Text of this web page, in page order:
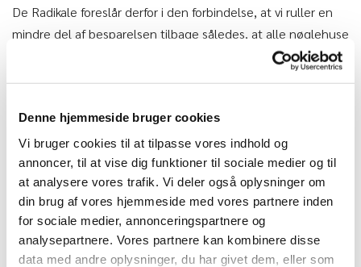
Denne hjemmeside bruger cookies
Vi bruger cookies til at tilpasse vores indhold og
annoncer, til at vise dig funktioner til sociale medier og til
at analysere vores trafik. Vi deler også oplysninger om
din brug af vores hjemmeside med vores partnere inden
for sociale medier, annonceringspartnere og
analysepartnere. Vores partnere kan kombinere disse
data med andre oplysninger, du har givet dem, eller som
De Radikale foreslår derfor i den forbindelse, at vi ruller en
mindre del af besparelsen tilbage således, at alle nøglehuse
bevilliges en kommunal servicepakke. Det er kommet frem,
behov for et minimum af kommunal opbakning – både
økonomisk og organisatorisk – for at kunne fastholde et
aktivt og inkluderende lokalt fællesskab. Mange af de
frivillige kræfter, der i dag holder nøglehusene i gang, gør en
imponerende indsats, men de oplever også usikkerhed
omkring drift, vedligehold og adgang til støtte og
rådgivning.